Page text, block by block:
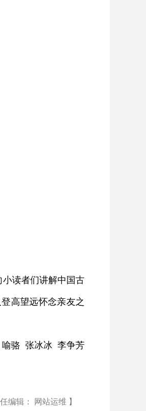
读者们讲解中国古
高望远怀念亲友之
喻骆 张冰冰 李争芳
任编辑： 网站运维 】